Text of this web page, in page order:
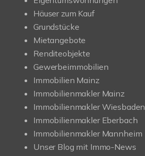
Häuser zum Kauf
Grundstücke
Mietangebote
Renditeobjekte
Gewerbeimmobilien
Immobilien Mainz
Immobilienmakler Mainz
Immobilienmakler Wiesbaden
Immobilienmakler Eberbach
Immobilienmakler Mannheim
Unser Blog mit Immo-News